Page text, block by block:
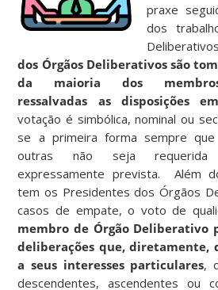
praxe
dos
dos Órgãos Deliberativos são
da maioria dos
ressalvadas as disposições
votação é simbólica, nominal ou
se a primeira forma sempre
outras não seja
expressamente prevista. Além
tem os Presidentes dos Órgãos
casos de empate, o voto de
membro de Órgão Deliberativo
deliberações que, diretamente,
a seus interesses particulares,
descendentes, ascendentes ou